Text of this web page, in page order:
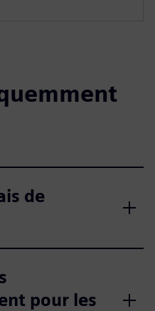
de
pour les